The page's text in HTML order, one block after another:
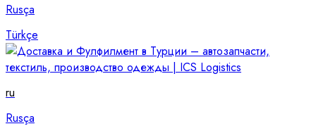
Rusça
Türkçe
ru
Rusça